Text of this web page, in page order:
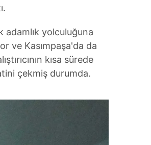
yolculuğuna
ve Kasımpaşa'da da
kısa sürede
çekmiş durumda.